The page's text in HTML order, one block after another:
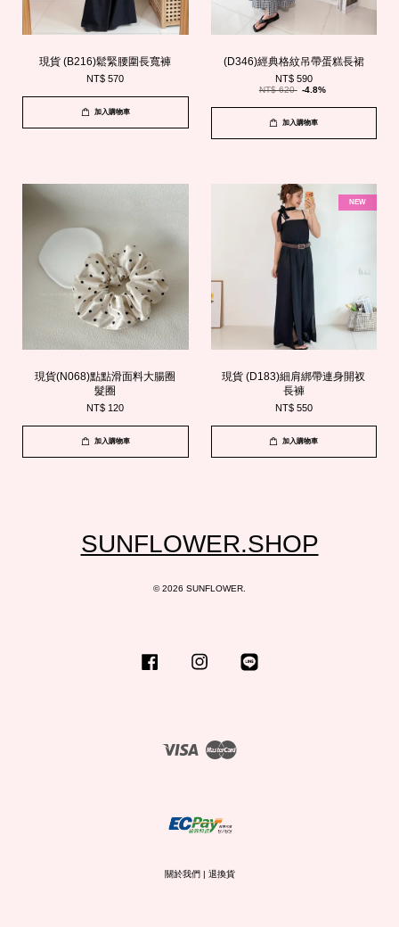
現貨 (B216)鬆緊腰圍長寬褲
NT$ 570
加入購物車
(D346)經典格紋吊帶蛋糕長裙
NT$ 590
NT$ 620 -4.8%
加入購物車
現貨(N068)點點滑面料大腸圈
髮圈
NT$ 120
加入購物車
NEW
現貨 (D183)細肩綁帶連身開衩
長褲
NT$ 550
加入購物車
SUNFLOWER.SHOP
© 2026 SUNFLOWER.
Facebook Instagram
Visa
關於我們| 退換貨